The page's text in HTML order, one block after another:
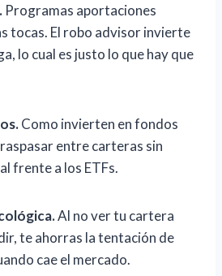
Programas aportaciones
tocas. El robo advisor invierte
lo cual es justo lo que hay que
Como invierten en fondos
entre carteras sin
frente a los ETFs.
Al no ver tu cartera
te ahorras la tentación de
cae el mercado.